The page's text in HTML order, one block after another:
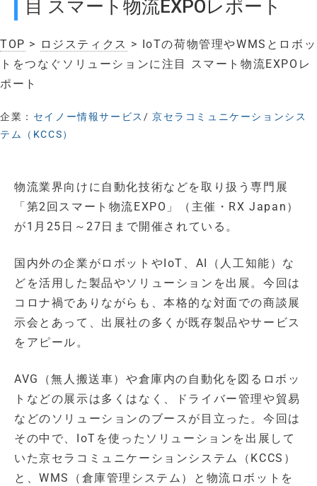
目 スマート物流EXPOレポート
TOP > ロジスティクス > IoTの荷物管理やWMSとロボッ
トをつなぐソリューションに注目 スマート物流EXPOレ
ポート
企業： セイノー情報サービス /京セラコミュニケーションシス
テム（KCCS）
物流業界向けに自動化技術などを取り扱う専門展
「第2回スマート物流EXPO」（主催・RX Japan）
が1月25日～27日まで開催されている。
国内外の企業がロボットやIoT、AI（人工知能）な
どを活用した製品やソリューションを出展。今回は
コロナ禍でありながらも、本格的な対面での商談展
示会とあって、出展社の多くが既存製品やサービス
をアピール。
AVG（無人搬送車）や倉庫内の自動化を図るロボッ
トなどの展示は多くはなく、ドライバー管理や貿易
などのソリューションのブースが目立った。今回は
その中で、IoTを使ったソリューションを出展して
いた京セラコミュニケーションシステム（KCCS）
と、WMS（倉庫管理システム）と物流ロボットを